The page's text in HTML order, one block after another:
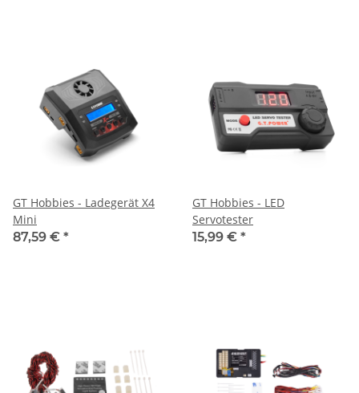
GT Hobbies - Ladegerät X4
Mini
87,59 € *
GT Hobbies - LED
Servotester
15,99 € *